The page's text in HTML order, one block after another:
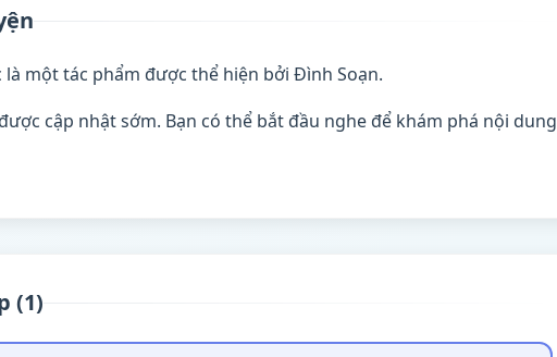
là một tác phẩm được thể hiện bởi Đình Soạn.
cập nhật sớm. Bạn có thể bắt đầu nghe để khám phá nội dung
(1)